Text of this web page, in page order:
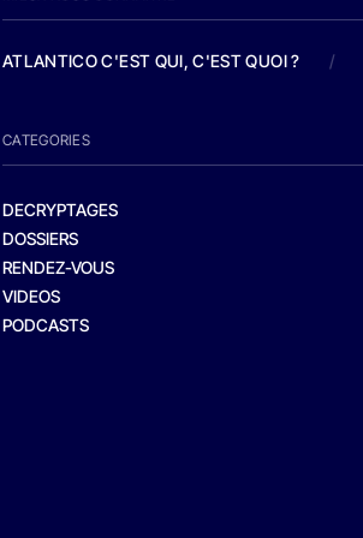
ATLANTICO C'EST QUI, C'EST QUOI ? /
CATEGORIES
DECRYPTAGES
DOSSIERS
RENDEZ-VOUS
VIDEOS
PODCASTS